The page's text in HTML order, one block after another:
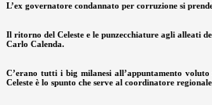
L’ex governatore condannato per corruzione si
Il ritorno del Celeste e le punzecchiature agli alleati
Carlo Calenda.
C’erano tutti i big milanesi all’appuntamento
Celeste è lo spunto che serve al coordinatore